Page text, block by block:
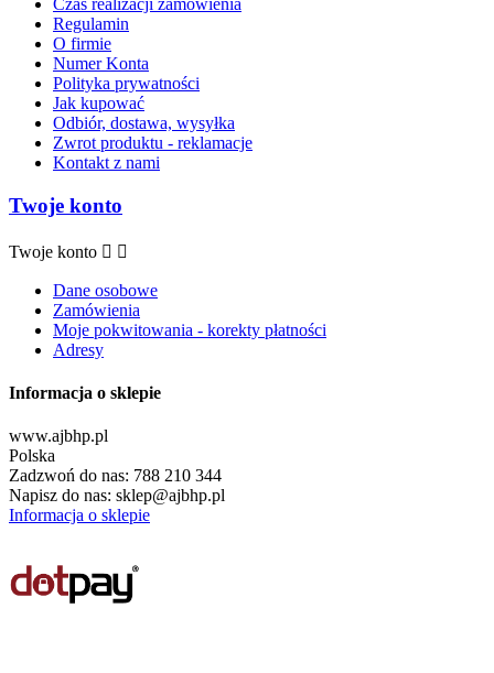
Czas realizacji zamówienia
Regulamin
O firmie
Numer Konta
Polityka prywatności
Jak kupować
Odbiór, dostawa, wysyłka
Zwrot produktu - reklamacje
Kontakt z nami
Twoje konto
Twoje konto  
Dane osobowe
Zamówienia
Moje pokwitowania - korekty płatności
Adresy
Informacja o sklepie
www.ajbhp.pl
Polska
Zadzwoń do nas: 788 210 344
Napisz do nas: sklep@ajbhp.pl
Informacja o sklepie